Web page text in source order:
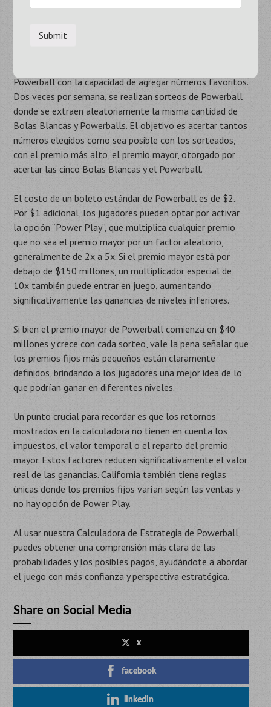
Para participar en Powerball, cada jugador debe elegir 5
número de Powerball de un grupo separado de 26. Para
Powerball con la capacidad de agregar números favoritos.
Dos veces por semana, se realizan sorteos de Powerball
donde se extraen aleatoriamente la misma cantidad de
Bolas Blancas y Powerballs. El objetivo es acertar tantos
números elegidos como sea posible con los sorteados,
con el premio más alto, el premio mayor, otorgado por
acertar las cinco Bolas Blancas y el Powerball.
El costo de un boleto estándar de Powerball es de $2.
Por $1 adicional, los jugadores pueden optar por activar
la opción “Power Play”, que multiplica cualquier premio
que no sea el premio mayor por un factor aleatorio,
generalmente de 2x a 5x. Si el premio mayor está por
debajo de $150 millones, un multiplicador especial de
10x también puede entrar en juego, aumentando
significativamente las ganancias de niveles inferiores.
Si bien el premio mayor de Powerball comienza en $40
millones y crece con cada sorteo, vale la pena señalar que
los premios fijos más pequeños están claramente
definidos, brindando a los jugadores una mejor idea de lo
que podrían ganar en diferentes niveles.
Un punto crucial para recordar es que los retornos
mostrados en la calculadora no tienen en cuenta los
impuestos, el valor temporal o el reparto del premio
mayor. Estos factores reducen significativamente el valor
real de las ganancias. California también tiene reglas
únicas donde los premios fijos varían según las ventas y
no hay opción de Power Play.
Al usar nuestra Calculadora de Estrategia de Powerball,
puedes obtener una comprensión más clara de las
probabilidades y los posibles pagos, ayudándote a abordar
el juego con más confianza y perspectiva estratégica.
Share on Social Media
x
facebook
linkedin